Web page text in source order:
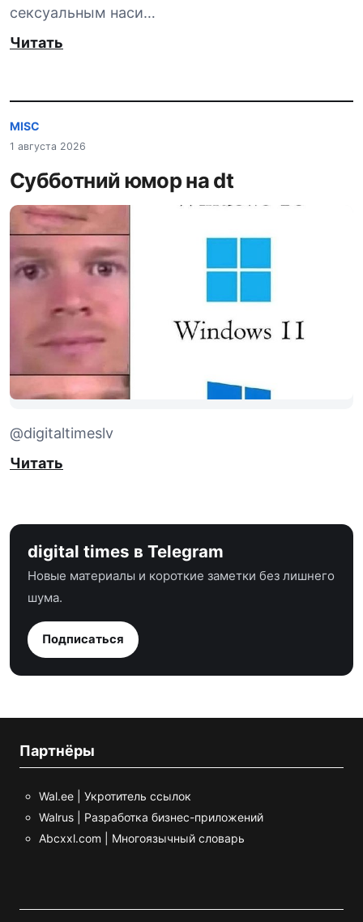
сексуальным наси…
Читать
MISC
1 августа 2026
Субботний юмор на dt
@digitaltimeslv
Читать
digital times в Telegram
Новые материалы и короткие заметки без лишнего
шума.
Подписаться
Партнёры
Wal.ee | Укротитель ссылок
Walrus | Разработка бизнес-приложений
Abcxxl.com | Многоязычный словарь